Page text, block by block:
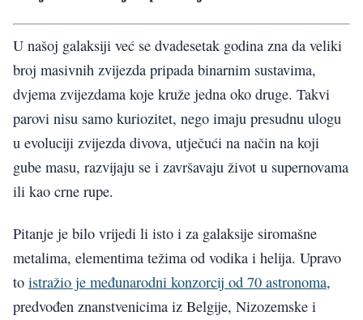
U našoj galaksiji već se dvadesetak godina zna da veliki
broj masivnih zvijezda pripada binarnim sustavima,
dvjema zvijezdama koje kruže jedna oko druge. Takvi
parovi nisu samo kuriozitet, nego imaju presudnu ulogu
u evoluciji zvijezda divova, utječući na način na koji
gube masu, razvijaju se i završavaju život u supernovama
ili kao crne rupe.
Pitanje je bilo vrijedi li isto i za galaksije siromašne
metalima, elementima težima od vodika i helija. Upravo
to istražio je međunarodni konzorcij od 70 astronoma,
predvođen znanstvenicima iz Belgije, Nizozemske i